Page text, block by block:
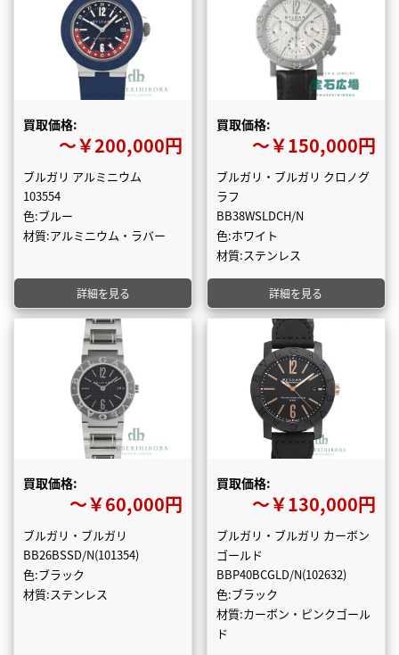
買取価格:
〜￥200,000円
ブルガリ アルミニウム
103554
色:ブルー
材質:アルミニウム・ラバー
詳細を見る
買取価格:
〜￥150,000円
ブルガリ・ブルガリ クロノグ
ラフ
BB38WSLDCH/N
色:ホワイト
材質:ステンレス
詳細を見る
買取価格:
〜￥60,000円
ブルガリ・ブルガリ
BB26BSSD/N(101354)
色:ブラック
材質:ステンレス
買取価格:
〜￥130,000円
ブルガリ・ブルガリ カーボン
ゴールド
BBP40BCGLD/N(102632)
色:ブラック
材質:カーボン・ピンクゴール
ド